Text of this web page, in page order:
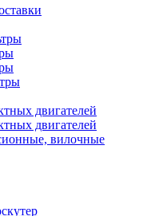
двигателей
двигателей
вилочные